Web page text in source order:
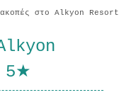
στο Alkyon Resort
5★